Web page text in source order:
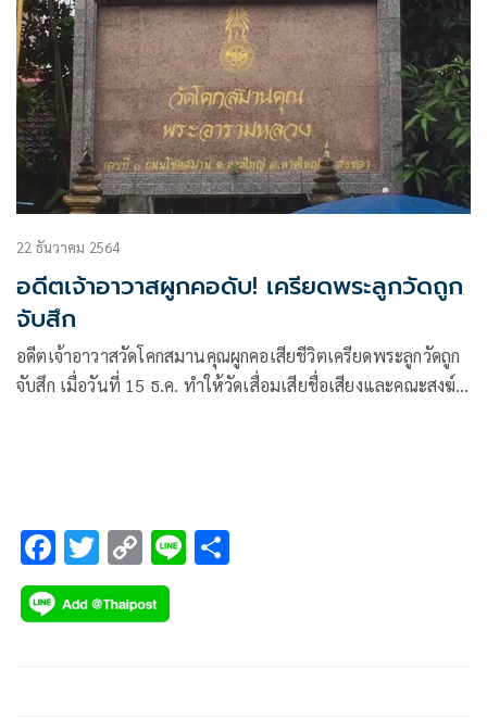
22 ธันวาคม 2564
อดีตเจ้าอาวาสผูกคอดับ! เครียดพระลูกวัดถูก
จับสึก
อดีตเจ้าอาวาสวัดโคกสมานคุณผูกคอเสียชีวิตเครียดพระลูกวัดถูก
จับสึก เมื่อวันที่ 15 ธ.ค. ทำให้วัดเสื่อมเสียชื่อเสียงและคณะสงฆ์
F
ac
e
T
wi
tt
C
o
p
Li